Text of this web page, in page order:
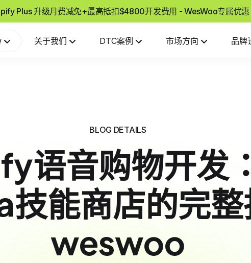
Plus 升级月费减免+最高抵扣$4800开发费用 - WesWoo专属优惠
关于我们 DTC案例 市场方向 品牌
BLOG DETAILS
语音购物开发
技能商店的完
weswoo